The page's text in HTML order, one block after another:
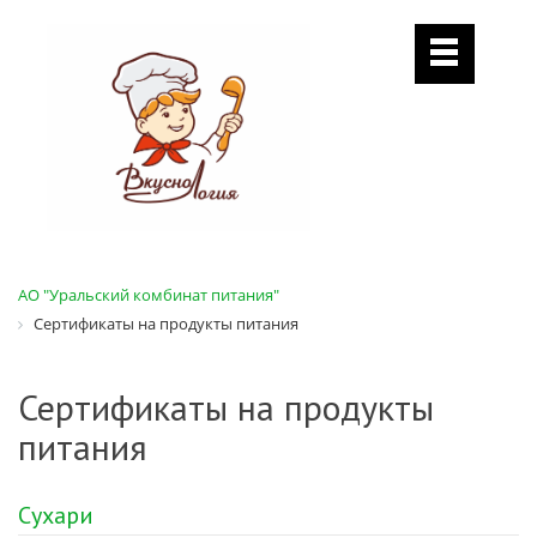
АО "Уральский комбинат питания"
Сертификаты на продукты питания
Сертификаты на продукты
питания
Сухари